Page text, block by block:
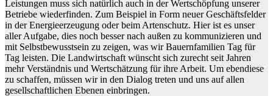
Leistungen muss sich natürlich auch in der Wertschöpfung unserer
Betriebe wiederfinden. Zum Beispiel in Form neuer Geschäftsfelder
in der Energieerzeugung oder beim Artenschutz. Hier ist es unser
aller Aufgabe, dies noch besser nach außen zu kommunizieren und
mit Selbstbewusstsein zu zeigen, was wir Bauernfamilien Tag für
Tag leisten. Die Landwirtschaft wünscht sich zurecht seit Jahren
mehr Verständnis und Wertschätzung für ihre Arbeit. Um ebendiese
zu schaffen, müssen wir in den Dialog treten und uns auf allen
gesellschaftlichen Ebenen einbringen.